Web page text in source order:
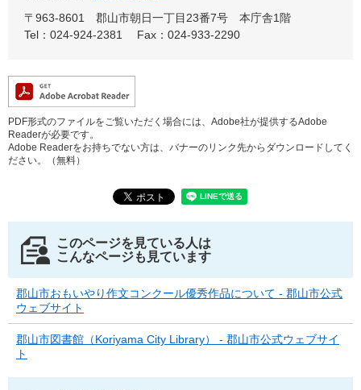
〒963-8601
郡山市朝日一丁目23番7号 本庁舎1階
Tel：024-924-2381
Fax：024-933-2290
PDF形式のファイルをご覧いただく場合には、Adobe社が提供するAdobe
Readerが必要です。
Adobe Readerをお持ちでない方は、バナーのリンク先からダウンロードしてく
ださい。（無料）
このページを見ている人は
こんなページも見ています
郡山市おもいやり作文コンクール優秀作品について - 郡山市公式
ウェブサイト
郡山市図書館（Koriyama City Library） - 郡山市公式ウェブサイ
ト